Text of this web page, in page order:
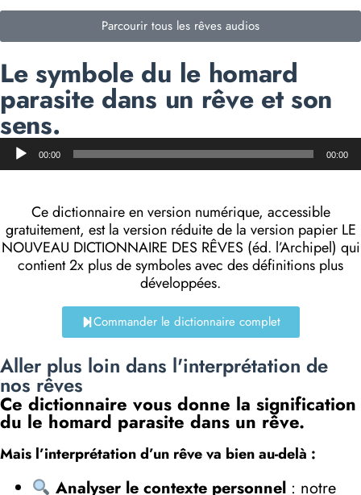
Parcourir tous les rêves audios
Le symbole du le homard
parasite dans un rêve et son
sens.
Lecteur
audio00:00 00:00
Ce dictionnaire en version numérique, accessible
gratuitement, est la version réduite de la version papier LE
NOUVEAU DICTIONNAIRE DES RÊVES (éd. l’Archipel) qui
contient 2x plus de symboles avec des définitions plus
développées.
Commander le dictionnaire complet
Aller plus loin dans l'interprétation de
nos rêves
Ce dictionnaire vous donne la signification
du le homard parasite dans un rêve.
Mais l’interprétation d’un rêve va bien au-delà :
Analyser le contexte personnel: notre